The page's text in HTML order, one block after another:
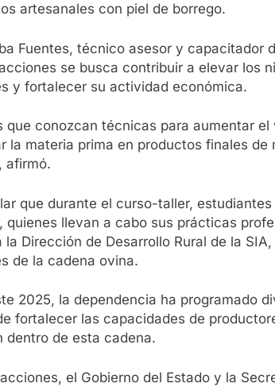
artesanales con piel de borrego.
Fuentes, técnico asesor y capacitador
se busca contribuir a elevar los
y fortalecer su actividad económica.
que conozcan técnicas para aumentar
la materia prima en productos finales
afirmó.
que durante el curso-taller,
quienes llevan a cabo sus prácticas
la Dirección de Desarrollo Rural de la
de la cadena ovina.
2025, la dependencia ha programado
fortalecer las capacidades de
dentro de esta cadena.
el Gobierno del Estado y la